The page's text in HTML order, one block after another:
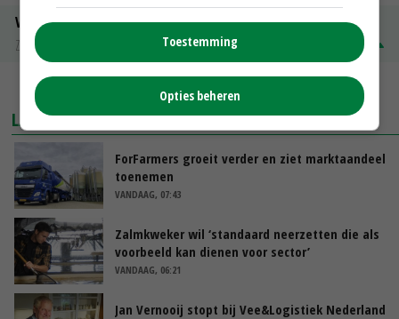
Volle melkpoeder
Zuivel NL
LAATSTE NIEUWS
ForFarmers groeit verder en ziet marktaandeel
toenemen
VANDAAG, 07:43
Zalmkweker wil ‘standaard neerzetten die als
voorbeeld kan dienen voor sector’
VANDAAG, 06:21
Jan Vernooij stopt bij Vee&Logistiek Nederland
Toestemming
Opties beheren